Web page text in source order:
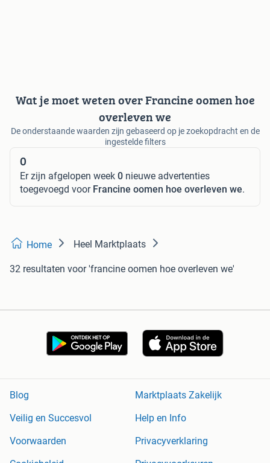
Wat je moet weten over Francine oomen hoe
overleven we
De onderstaande waarden zijn gebaseerd op je zoekopdracht en de
ingestelde filters
0
Er zijn afgelopen week 0 nieuwe advertenties
toegevoegd voor Francine oomen hoe overleven we.
Home Heel Marktplaats
32 resultaten voor 'francine oomen hoe overleven we'
Blog
Marktplaats Zakelijk
Veilig en Succesvol
Help en Info
Voorwaarden
Privacyverklaring